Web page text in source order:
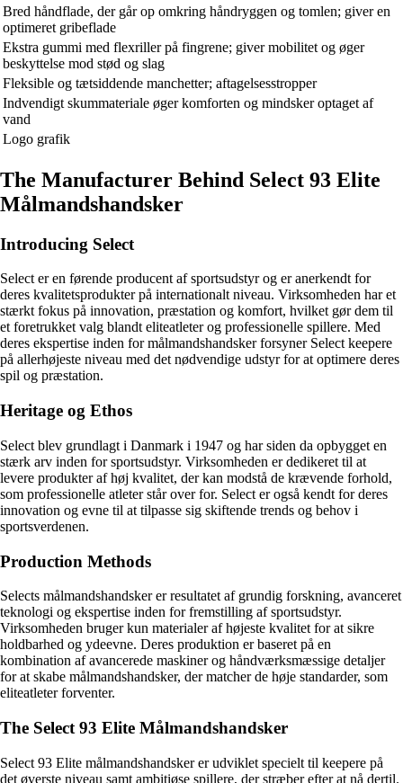
Bred håndflade, der går op omkring håndryggen og tomlen; giver en
optimeret gribeflade
Ekstra gummi med flexriller på fingrene; giver mobilitet og øger
beskyttelse mod stød og slag
Fleksible og tætsiddende manchetter; aftagelsesstropper
Indvendigt skummateriale øger komforten og mindsker optaget af
vand
Logo grafik
The Manufacturer Behind Select 93 Elite
Målmandshandsker
Introducing Select
Select er en førende producent af sportsudstyr og er anerkendt for
deres kvalitetsprodukter på internationalt niveau. Virksomheden har et
stærkt fokus på innovation, præstation og komfort, hvilket gør dem til
et foretrukket valg blandt eliteatleter og professionelle spillere. Med
deres ekspertise inden for målmandshandsker forsyner Select keepere
på allerhøjeste niveau med det nødvendige udstyr for at optimere deres
spil og præstation.
Heritage og Ethos
Select blev grundlagt i Danmark i 1947 og har siden da opbygget en
stærk arv inden for sportsudstyr. Virksomheden er dedikeret til at
levere produkter af høj kvalitet, der kan modstå de krævende forhold,
som professionelle atleter står over for. Select er også kendt for deres
innovation og evne til at tilpasse sig skiftende trends og behov i
sportsverdenen.
Production Methods
Selects målmandshandsker er resultatet af grundig forskning, avanceret
teknologi og ekspertise inden for fremstilling af sportsudstyr.
Virksomheden bruger kun materialer af højeste kvalitet for at sikre
holdbarhed og ydeevne. Deres produktion er baseret på en
kombination af avancerede maskiner og håndværksmæssige detaljer
for at skabe målmandshandsker, der matcher de høje standarder, som
eliteatleter forventer.
The Select 93 Elite Målmandshandsker
Select 93 Elite målmandshandsker er udviklet specielt til keepere på
det øverste niveau samt ambitiøse spillere, der stræber efter at nå dertil.